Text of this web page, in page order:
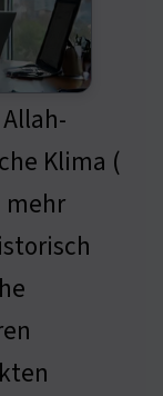
Klima (
mehr